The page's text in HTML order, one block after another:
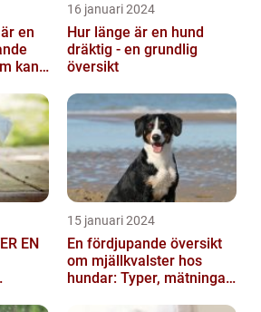
en
kan
16 januari 2024
Hur länge är en hund
dräktig - en grundlig
översikt
EN
15 januari 2024
En fördjupande översikt
om mjällkvalster hos
hundar: Typer, mätningar